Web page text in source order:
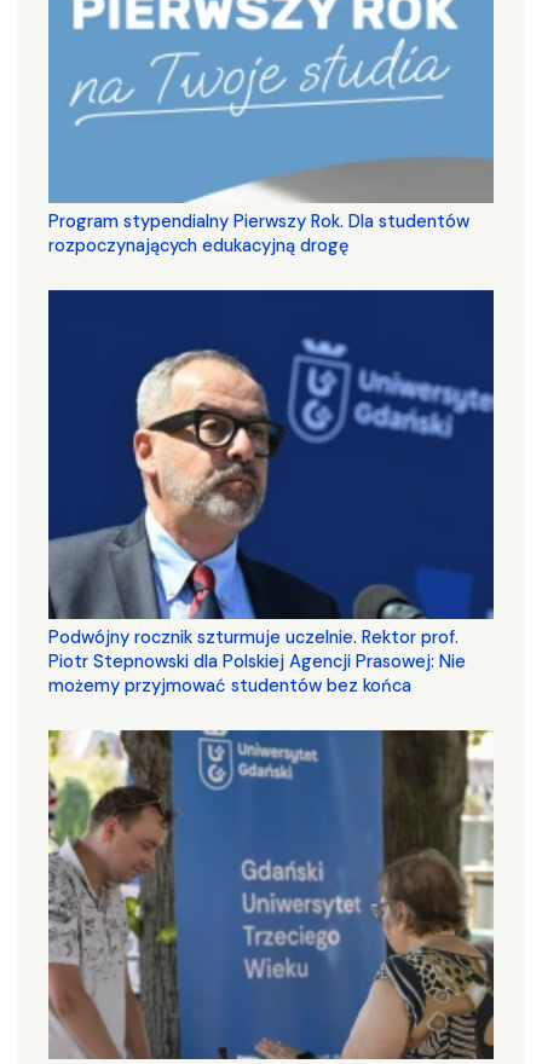
Program stypendialny Pierwszy Rok. Dla studentów
rozpoczynających edukacyjną drogę
Podwójny rocznik szturmuje uczelnie. Rektor prof.
Piotr Stepnowski dla Polskiej Agencji Prasowej: Nie
możemy przyjmować studentów bez końca